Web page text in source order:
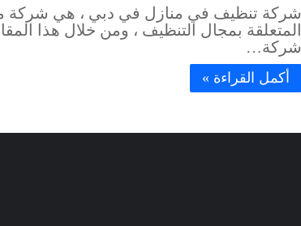
شركة تنظيف في منازل في دبي ، هي شركة
المتعلقة بمجال التنظيف ، ومن خلال هذا
شركة…
أكمل القراءة »